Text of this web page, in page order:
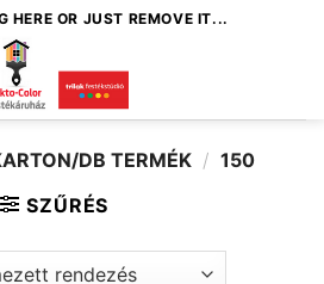
HERE OR JUST REMOVE IT...
DB TERMÉK / 150
SZŰRÉS